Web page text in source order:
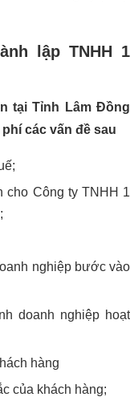
lập TNHH 1
tại Tỉnh Lâm Đồng
các vấn đề sau
cho Công ty TNHH 1
nghiệp bước vào
doanh nghiệp hoạt
hàng
của khách hàng;